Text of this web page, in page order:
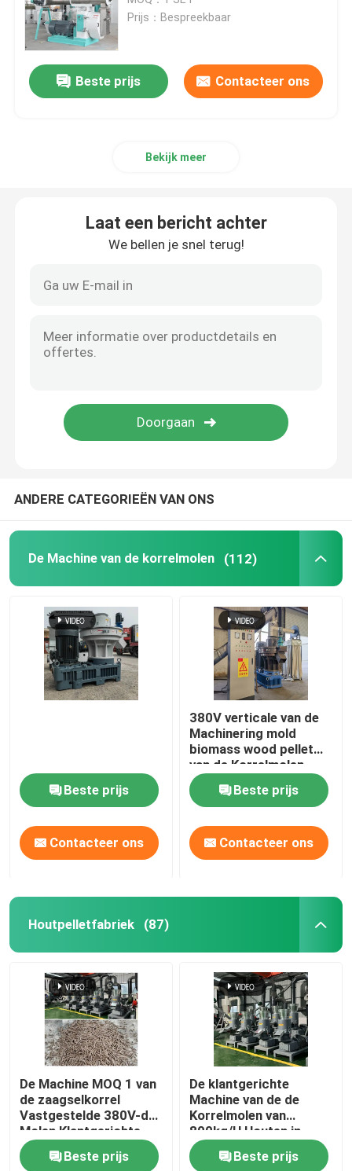
De Molen van de voerkorrel
Houten korrelproductielijn
De Productielijn van de Dierenvoerkorrel
De drijvende Productielijn van het Vissenvoer
houten korrelmaker
Droge het Voerextruder van Typevissen
Extruder met schroeftoevoer
De Machine van het biomassabriketteren
Prijs：Bespreekbaar
Beste prijs Contacteer ons
Bekijk meer
Laat een bericht achter
We bellen je snel terug!
ANDERE CATEGORIEËN VAN ONS
De Machine van de korrelmolen (112)
Beste prijs
Contacteer ons
380V verticale van de
Machinering mold
biomass wood pellet
van de Korrelmolen
Machine 412mm
Beste prijs
Contacteer ons
Houtpelletfabriek (87)
De Machine MOQ 1 van
de zaagselkorrel
Vastgestelde 380V-de
Molen Klantgerichte
Kleur van de Voltage
Houten Korrel
Beste prijs
De klantgerichte
Machine van de de
Korrelmolen van
800kg/H Houten in
Houten Gevalce
Beste prijs